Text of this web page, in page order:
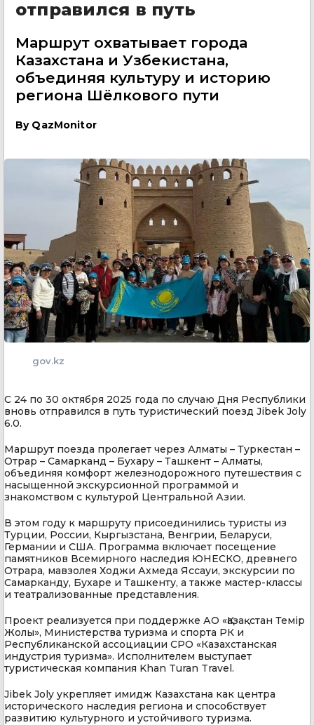
отправился в путь
Маршрут охватывает города
Казахстана и Узбекистана,
объединяя культуру и историю
региона Шёлкового пути
By QazMonitor
gov.kz
С 24 по 30 октября 2025 года по случаю Дня Республики
вновь отправился в путь туристический поезд Jibek Joly
6.0.
Маршрут поезда пролегает через Алматы – Туркестан –
Отрар – Самарканд – Бухару – Ташкент – Алматы,
объединяя комфорт железнодорожного путешествия с
насыщенной экскурсионной программой и
знакомством с культурой Центральной Азии.
В этом году к маршруту присоединились туристы из
Турции, России, Кыргызстана, Венгрии, Беларуси,
Германии и США. Программа включает посещение
памятников Всемирного наследия ЮНЕСКО, древнего
Отрара, мавзолея Ходжи Ахмеда Яссауи, экскурсии по
Самарканду, Бухаре и Ташкенту, а также мастер-классы
и театрализованные представления.
Проект реализуется при поддержке АО «Қазақстан Темір
Жолы», Министерства туризма и спорта РК и
Республиканской ассоциации СРО «Казахстанская
индустрия туризма». Исполнителем выступает
туристическая компания Khan Turan Travel.
Jibek Joly укрепляет имидж Казахстана как центра
исторического наследия региона и способствует
развитию культурного и устойчивого туризма.